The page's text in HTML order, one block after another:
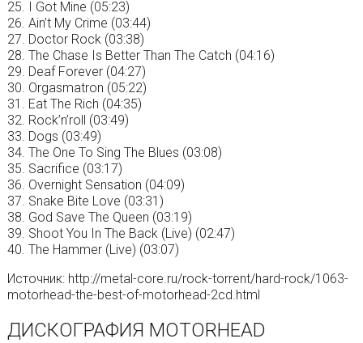
25. I Got Mine (05:23)
26. Ain’t My Crime (03:44)
27. Doctor Rock (03:38)
28. The Chase Is Better Than The Catch (04:16)
29. Deaf Forever (04:27)
30. Orgasmatron (05:22)
31. Eat The Rich (04:35)
32. Rock’n’roll (03:49)
33. Dogs (03:49)
34. The One To Sing The Blues (03:08)
35. Sacrifice (03:17)
36. Overnight Sensation (04:09)
37. Snake Bite Love (03:31)
38. God Save The Queen (03:19)
39. Shoot You In The Back (Live) (02:47)
40. The Hammer (Live) (03:07)
Источник: http://metal-core.ru/rock-torrent/hard-rock/1063-
motorhead-the-best-of-motorhead-2cd.html
ДИСКОГРАФИЯ MOTORHEAD